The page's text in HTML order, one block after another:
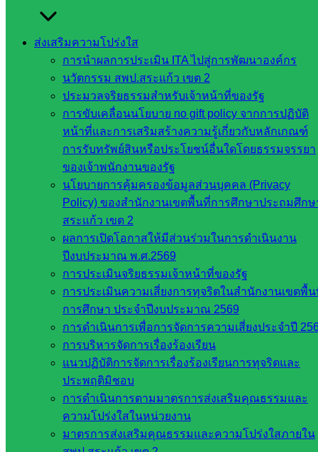
ส่งเสริมความโปร่งใส
การนำผลการประเมิน ITA ไปสู่การพัฒนาองค์กร
นวัตกรรม สพป.สระแก้ว เขต 2
ประมวลจริยธรรมสำหรับเจ้าหน้าที่ของรัฐ
การขับเคลื่อนนโยบาย no gift policy จากการปฏิบัติ
หน้าที่และการเสริมสร้างความรู้เกี่ยวกับหลักเกณฑ์
การรับทรัพย์สินหรือประโยชน์อื่นใดโดยธรรมจรรยา
ของเจ้าพนักงานของรัฐ
นโยบายการคุ้มครองข้อมูลส่วนบุคคล (Privacy
Policy) ของสำนักงานเขตพื้นที่การศึกษาประถมศึกษ
สระแก้ว เขต 2
ผลการเปิดโอกาสให้มีส่วนร่วมในการดำเนินงาน
ปีงบประมาณ พ.ศ.2569
การประเมินจริยธรรมเจ้าหน้าที่ของรัฐ
การประเมินความเสี่ยงการทุจริตในสำนักงานเขตพื้
การศึกษา ประจำปีงบประมาณ 2569
การดำเนินการเพื่อการจัดการความเสี่ยงประจำปี
การบริหารจัดการเรื่องร้องเรียน
แนวปฏิบัติการจัดการเรื่องร้องเรียนการทุจริตและ
ประพฤติมิชอบ
การดำเนินการตามมาตรการส่งเสริมคุณธรรมและ
ความโปร่งใสในหน่วยงาน
มาตรการส่งเสริมคุณธรรมและความโปร่งใสภายใน
ส่งเสริมการจัดการศึกษา
หน่วยงาน
ที่เกี่ยวข้อง
กระทรวง
ศึกษาธิการ
กระทรวง
อุดมศึกษา
สำนักงาน
เลขาธิการ
สภาการ
ศึกษา
สำนักงาน
กรรมการ
อาชีวศึกษา